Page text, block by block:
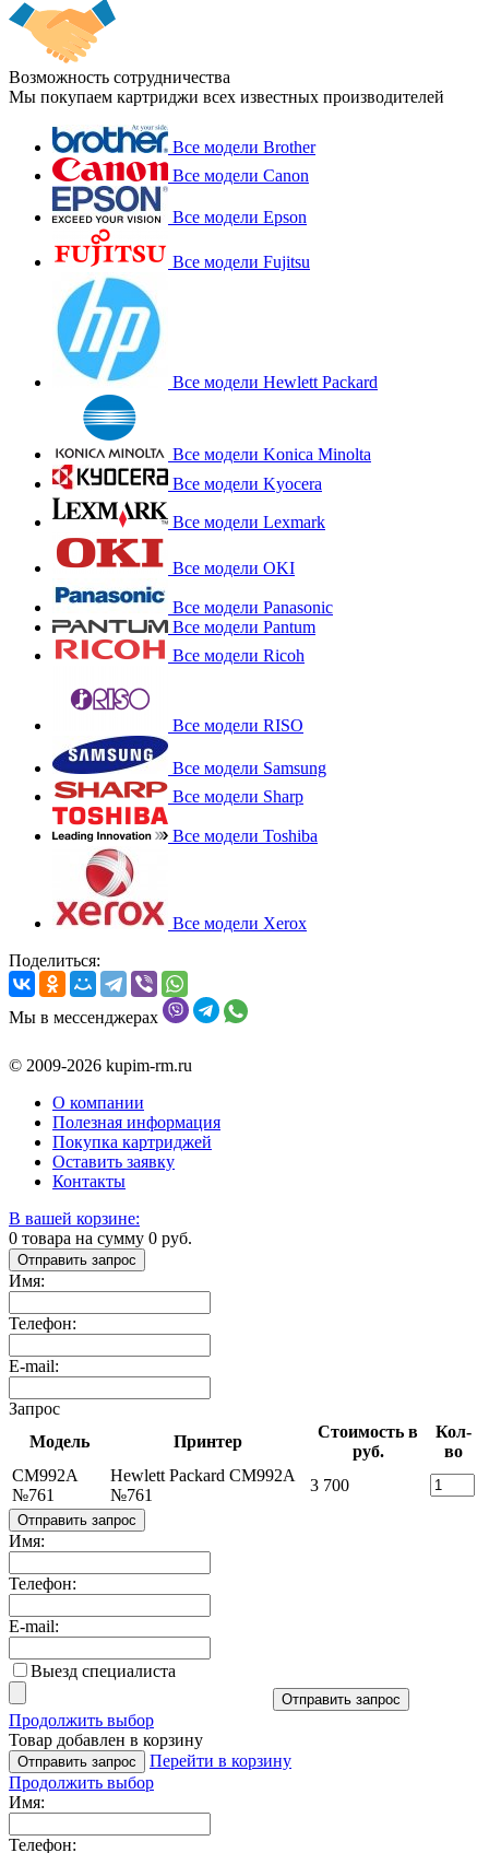
Возможность сотрудничества
Мы покупаем картриджи всех известных производителей
Все модели Brother
Все модели Canon
Все модели Epson
Все модели Fujitsu
Все модели Hewlett Packard
Все модели Konica Minolta
Все модели Kyocera
Все модели Lexmark
Все модели OKI
Все модели Panasonic
Все модели Pantum
Все модели Ricoh
Все модели RISO
Все модели Samsung
Все модели Sharp
Все модели Toshiba
Все модели Xerox
Поделиться:
Мы в мессенджерах
© 2009-2026 kupim-rm.ru
О компании
Полезная информация
Покупка картриджей
Оставить заявку
Контакты
В вашей корзине:
0 товара на сумму 0 руб.
Отправить запрос
Имя:
Телефон:
E-mail:
Запрос
Модель
Принтер
Стоимость в
руб.
Кол-
во
CM992A
№761
Hewlett Packard CM992A
№761
3 700
Отправить запрос
Имя:
Телефон:
E-mail:
Выезд специалиста
Отправить запрос
Продолжить выбор
Товар добавлен в корзину
Отправить запрос
Перейти в корзину
Продолжить выбор
Имя:
Телефон: